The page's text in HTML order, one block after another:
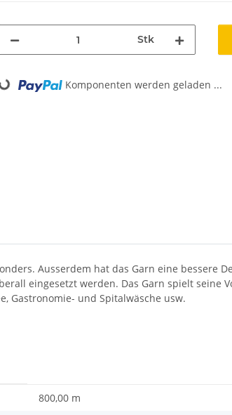
Stk
Komponenten werden geladen ...
Ausserdem hat das Garn eine bessere
eingesetzt werden. Das Garn spielt seine
Gastronomie- und Spitalwäsche usw.
800,00 m